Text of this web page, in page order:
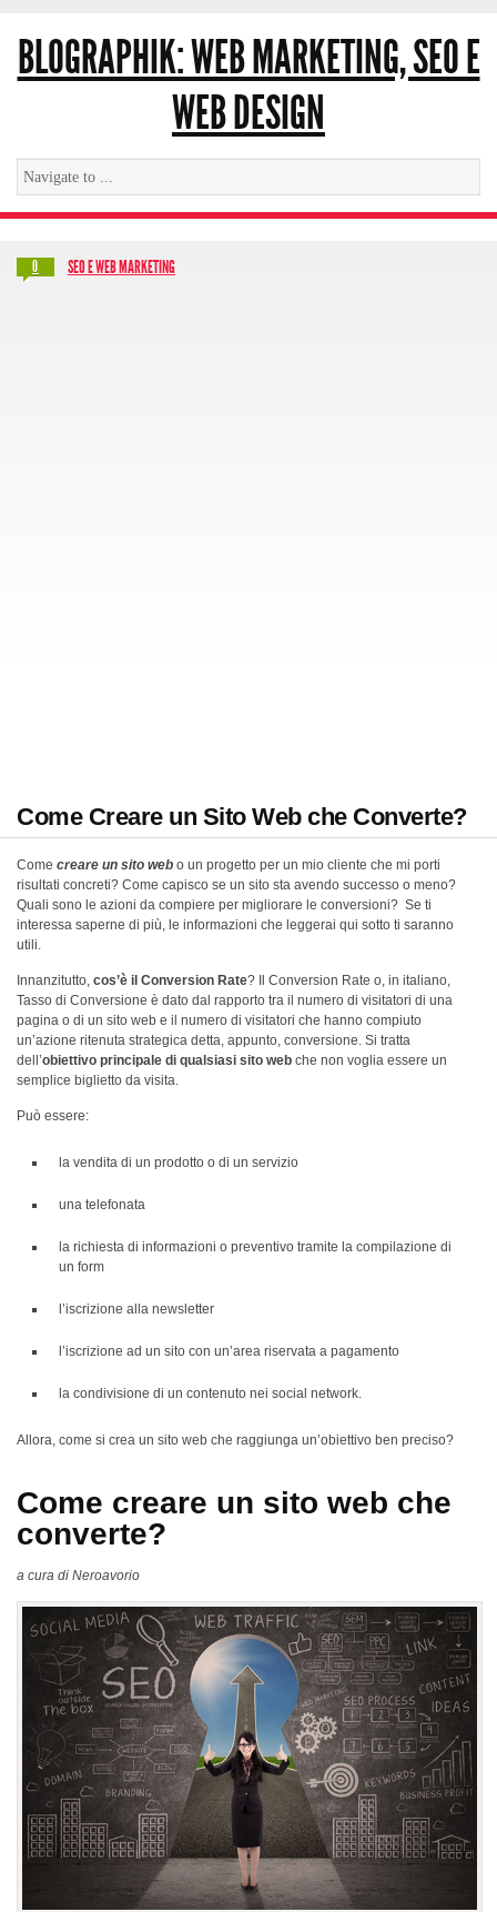
BLOGRAPHIK: WEB MARKETING, SEO E
WEB DESIGN
0 SEO E WEB MARKETING
Come Creare un Sito Web che Converte?
Come creare un sito web o un progetto per un mio cliente che mi porti
risultati concreti? Come capisco se un sito sta avendo successo o meno?
Quali sono le azioni da compiere per migliorare le conversioni? Se ti
interessa saperne di più, le informazioni che leggerai qui sotto ti saranno
utili.
Innanzitutto, cos’è il Conversion Rate? Il Conversion Rate o, in italiano,
Tasso di Conversione è dato dal rapporto tra il numero di visitatori di una
pagina o di un sito web e il numero di visitatori che hanno compiuto
un’azione ritenuta strategica detta, appunto, conversione. Si tratta
dell’obiettivo principale di qualsiasi sito web che non voglia essere un
semplice biglietto da visita.
Può essere:
la vendita di un prodotto o di un servizio
una telefonata
la richiesta di informazioni o preventivo tramite la compilazione di
un form
l’iscrizione alla newsletter
l’iscrizione ad un sito con un’area riservata a pagamento
la condivisione di un contenuto nei social network.
Allora, come si crea un sito web che raggiunga un’obiettivo ben preciso?
Come creare un sito web che
converte?
a cura di Neroavorio